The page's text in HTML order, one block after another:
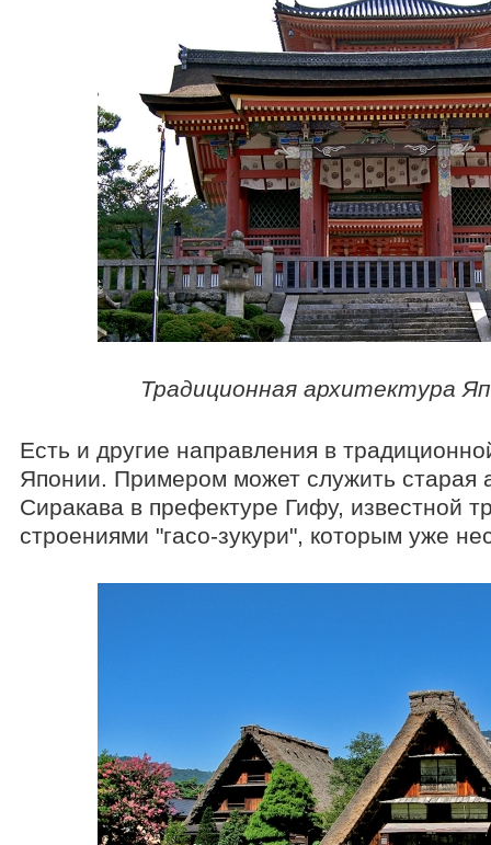
Традиционная архитектура
Есть и другие направления в
Японии. Примером может служить старая
Сиракава в префектуре Гифу, известной
строениями "гасо-зукури", которым уже